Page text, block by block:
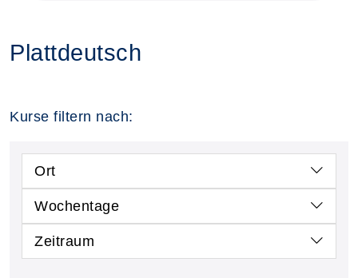
Plattdeutsch
Kurse filtern nach:
Ort
Wochentage
Zeitraum